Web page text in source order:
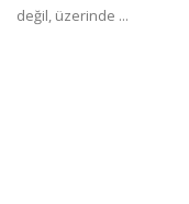
değil, üzerinde ...